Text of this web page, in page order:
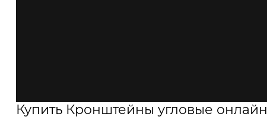
Купить Кронштейны угловые онлайн